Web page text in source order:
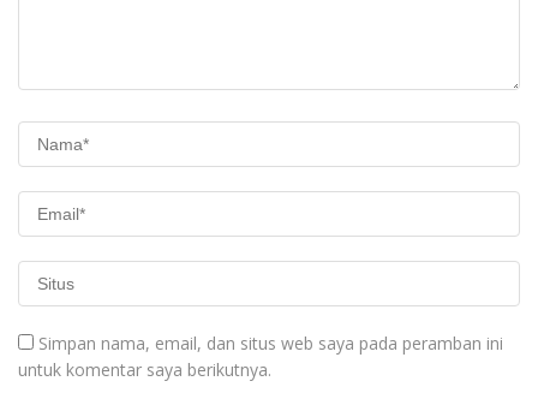
Simpan nama, email, dan situs web saya pada peramban ini
untuk komentar saya berikutnya.